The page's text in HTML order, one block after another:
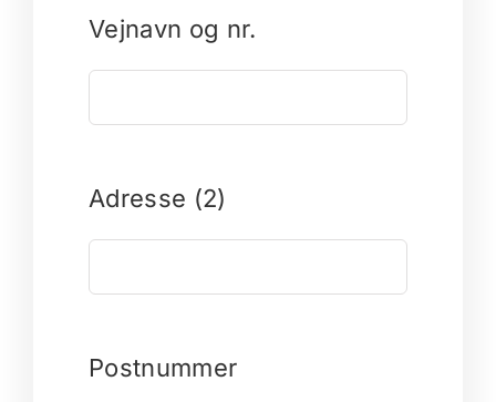
Vejnavn og nr.
Adresse (2)
Postnummer